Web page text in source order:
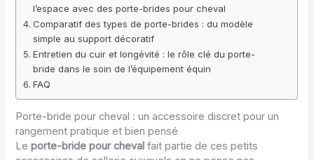
l’espace avec des porte-brides pour cheval
Comparatif des types de porte-brides : du modèle
simple au support décoratif
Entretien du cuir et longévité : le rôle clé du porte-
bride dans le soin de l’équipement équin
FAQ
Porte-bride pour cheval : un accessoire discret pour un
rangement pratique et bien pensé
Leporte-bride pour cheval fait partie de ces petits